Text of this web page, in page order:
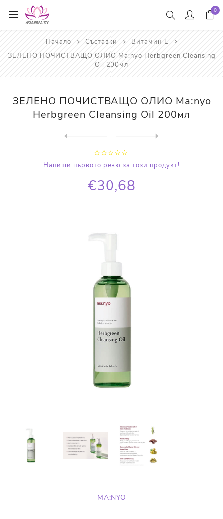
0
Начало Съставки
Витамин Е
ЗЕЛЕНО ПОЧИСТВАЩО ОЛИО Ma:nyo Herbgreen Cleansing
Oil 200мл
ЗЕЛЕНО ПОЧИСТВАЩО ОЛИО Ma:nyo
Herbgreen Cleansing Oil 200мл
Напиши първото ревю за този продукт!
€30,68
MA:NYO